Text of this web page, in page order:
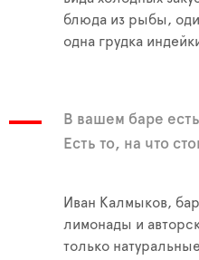
блюда из рыбы,
одна грудка
В вашем баре
Есть то, на что
Иван Калмыков,
лимонады и
только